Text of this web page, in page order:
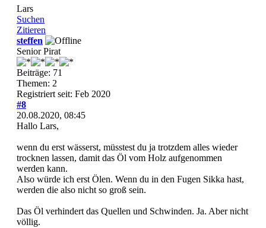
Lars
Suchen
Zitieren
steffen
Senior Pirat
Beiträge: 71
Themen: 2
Registriert seit: Feb 2020
#8
20.08.2020, 08:45
Hallo Lars,
wenn du erst wässerst, müsstest du ja trotzdem alles wieder
trocknen lassen, damit das Öl vom Holz aufgenommen
werden kann.
Also würde ich erst Ölen. Wenn du in den Fugen Sikka hast,
werden die also nicht so groß sein.
Das Öl verhindert das Quellen und Schwinden. Ja. Aber nicht
völlig.